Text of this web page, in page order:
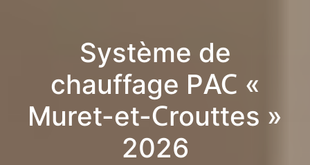
Système de
chauffage PAC «
Muret-et-Crouttes »
2026